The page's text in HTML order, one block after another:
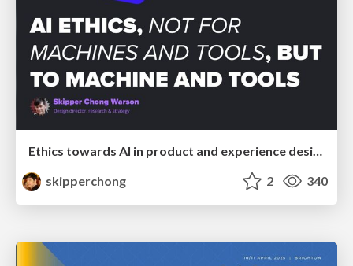
Ethics towards AI in product and experience design
skipperchong
2 340